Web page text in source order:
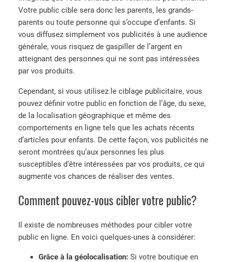
Votre public cible sera donc les parents, les grands-
parents ou toute personne qui s’occupe d’enfants. Si
vous diffusez simplement vos publicités à une audience
générale, vous risquez de gaspiller de l’argent en
atteignant des personnes qui ne sont pas intéressées
par vos produits.
Cependant, si vous utilisez le ciblage publicitaire, vous
pouvez définir votre public en fonction de l’âge, du sexe,
de la localisation géographique et même des
comportements en ligne tels que les achats récents
d’articles pour enfants. De cette façon, vos publicités ne
seront montrées qu’aux personnes les plus
susceptibles d’être intéressées par vos produits, ce qui
augmente vos chances de réaliser des ventes.
Comment pouvez-vous cibler votre public?
Il existe de nombreuses méthodes pour cibler votre
public en ligne. En voici quelques-unes à considérer:
Grâce à la géolocalisation: Si votre boutique en